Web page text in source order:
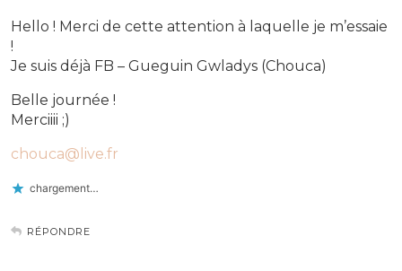
Hello ! Merci de cette attention à laquelle je m’essaie
!
Je suis déjà FB – Gueguin Gwladys (Chouca)
Belle journée !
Merciiii ;)
chouca@live.fr
chargement…
RÉPONDRE